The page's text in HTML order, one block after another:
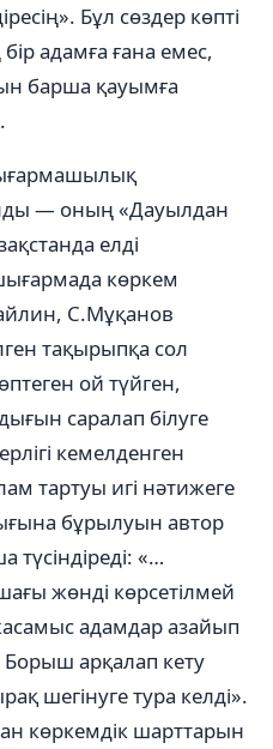
Бұл сөздер көпті
адамға ғана емес,
барша қауымға
— оның «Дауылдан
елді
көркем
С.Мұқанов
тақырыпқа сол
ой түйген,
саралап білуге
кемелденген
тартуы игі нәтижеге
бұрылуын автор
«…
жөнді көрсетілмей
адамдар азайып
Борыш арқалап кету
шегінуге тура келді».
көркемдік шарттарын